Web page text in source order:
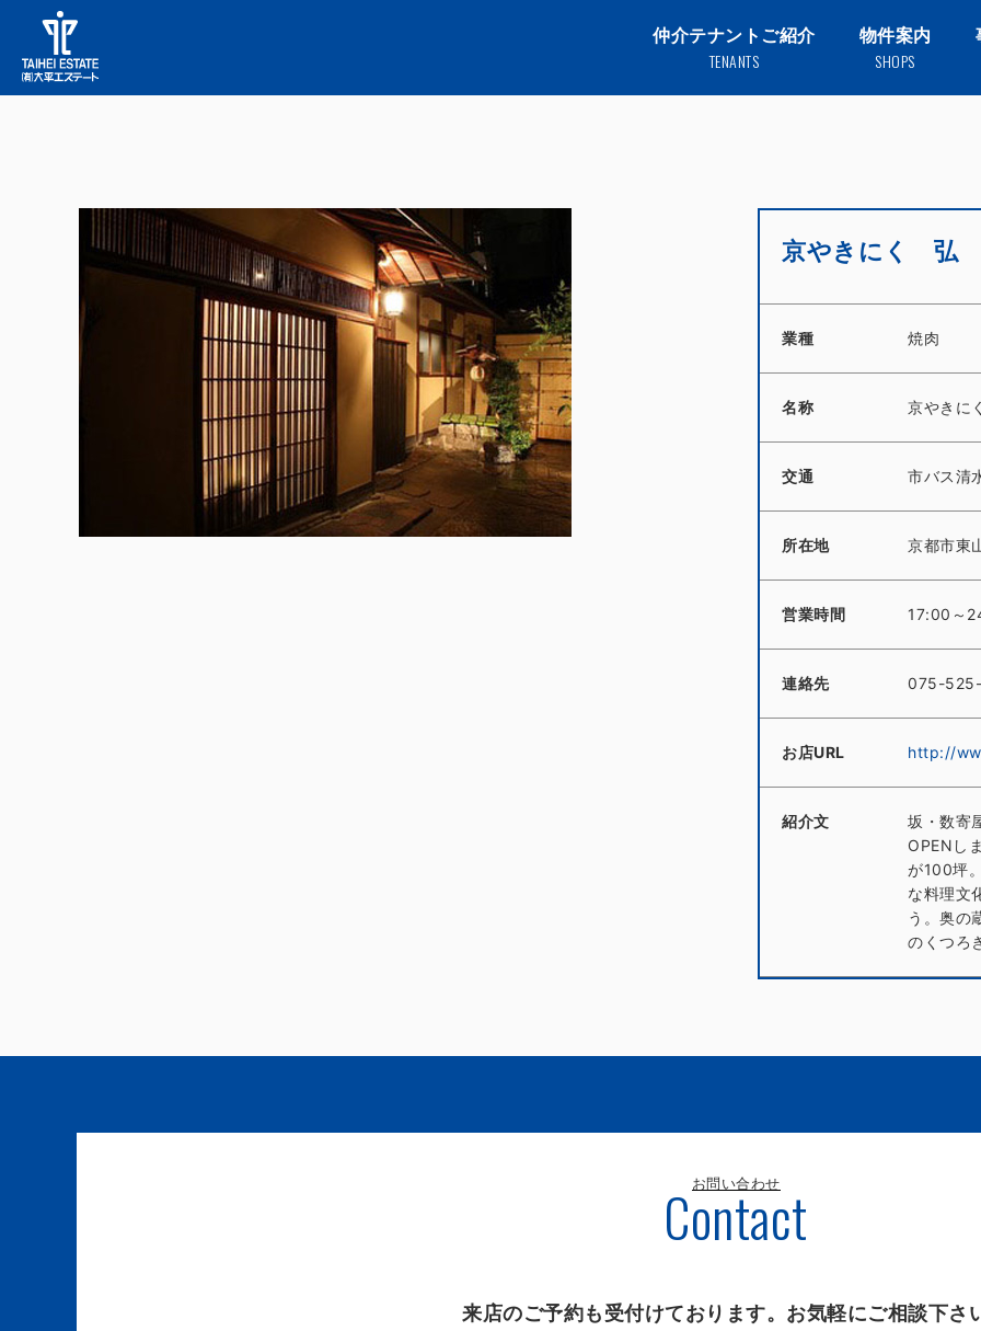
仲介テナントご紹介
TENANTS
物件案内
SHOPS
京やきにく 弘
業種 焼肉
名称 京やき
交通 市バス清
所在地 京都市東
営業時間 17:00～
連絡先 075-
お店URL http://
紹介文
坂・数寄
OPENし
が100坪
な料理文
う。奥の
のくつろ
お問い合わせ
Contact
来店のご予約も受付けております。お気軽にご相談下さ